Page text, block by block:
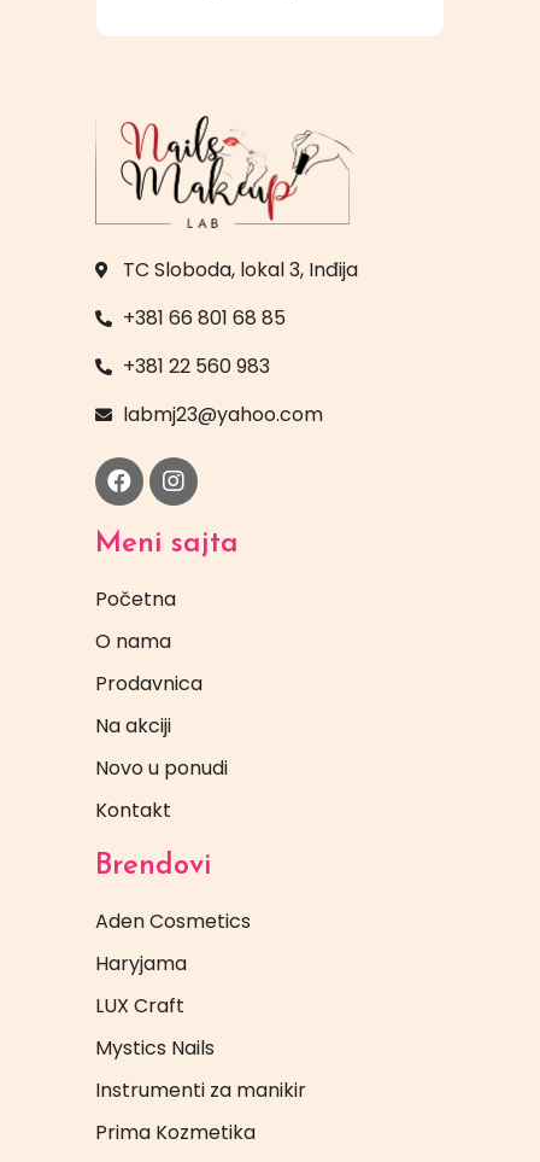
TC Sloboda, lokal 3, Inđija
+381 66 801 68 85
+381 22 560 983
labmj23@yahoo.com
Meni sajta
Početna
O nama
Prodavnica
Na akciji
Novo u ponudi
Kontakt
Brendovi
Aden Cosmetics
Haryjama
LUX Craft
Mystics Nails
Instrumenti za manikir
Prima Kozmetika